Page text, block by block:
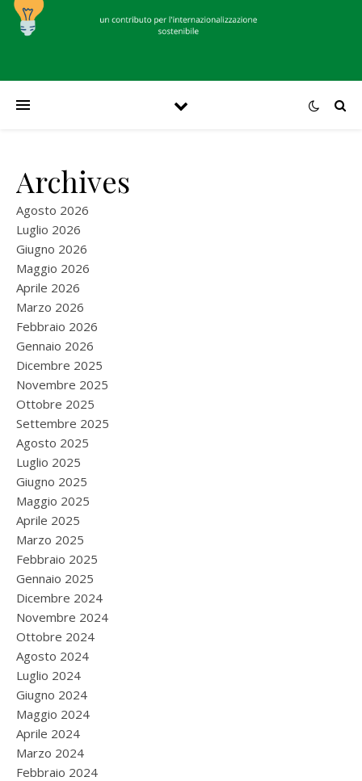
Archives
Agosto 2026
Luglio 2026
Giugno 2026
Maggio 2026
Aprile 2026
Marzo 2026
Febbraio 2026
Gennaio 2026
Dicembre 2025
Novembre 2025
Ottobre 2025
Settembre 2025
Agosto 2025
Luglio 2025
Giugno 2025
Maggio 2025
Aprile 2025
Marzo 2025
Febbraio 2025
Gennaio 2025
Dicembre 2024
Novembre 2024
Ottobre 2024
Agosto 2024
Luglio 2024
Giugno 2024
Maggio 2024
Aprile 2024
Marzo 2024
Febbraio 2024